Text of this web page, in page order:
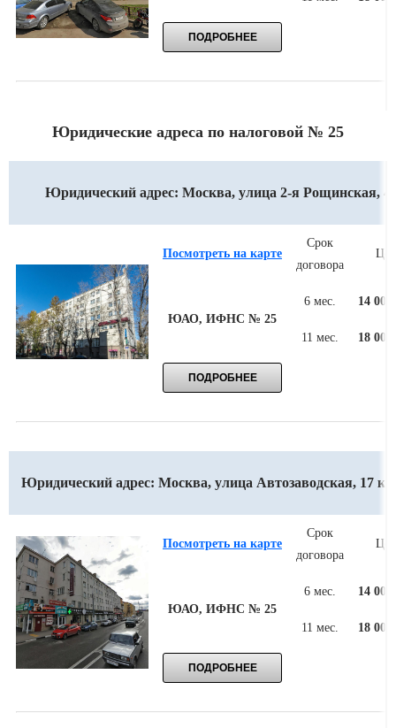
Юридические адреса по налоговой № 25
Юридический адрес: Москва, улица 2-я Рощинская, 4
Посмотреть на карте
Срок
договора
ЮАО, ИФНС № 25
6 мес. 14
11 мес. 18
Юридический адрес: Москва, улица Автозаводская, 17
Посмотреть на карте
Срок
договора
ЮАО, ИФНС № 25
6 мес. 14
11 мес. 18